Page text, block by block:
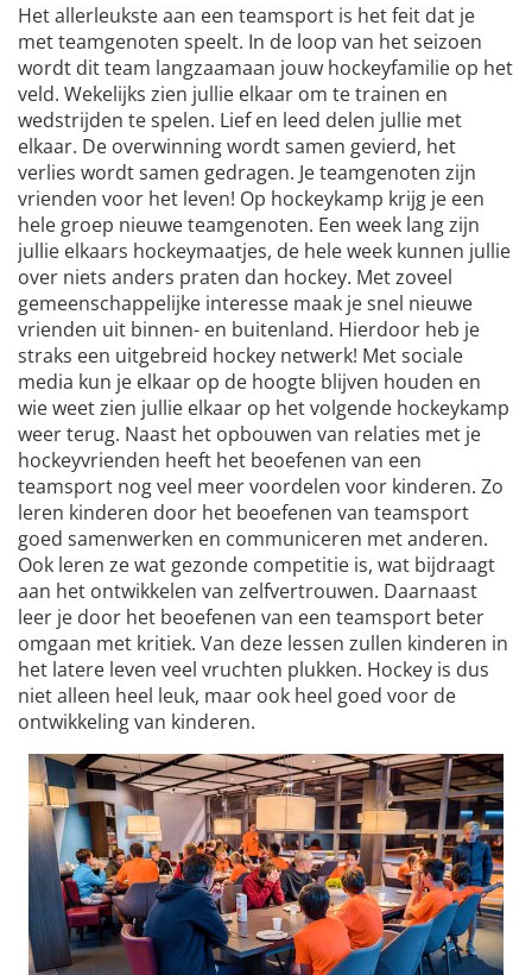
Het allerleukste aan een teamsport is het feit dat je
met teamgenoten speelt. In de loop van het seizoen
wordt dit team langzaamaan jouw hockeyfamilie op het
veld. Wekelijks zien jullie elkaar om te trainen en
wedstrijden te spelen. Lief en leed delen jullie met
elkaar. De overwinning wordt samen gevierd, het
verlies wordt samen gedragen. Je teamgenoten zijn
vrienden voor het leven! Op hockeykamp krijg je een
hele groep nieuwe teamgenoten. Een week lang zijn
jullie elkaars hockeymaatjes, de hele week kunnen jullie
over niets anders praten dan hockey. Met zoveel
gemeenschappelijke interesse maak je snel nieuwe
vrienden uit binnen- en buitenland. Hierdoor heb je
straks een uitgebreid hockey netwerk! Met sociale
media kun je elkaar op de hoogte blijven houden en
wie weet zien jullie elkaar op het volgende hockeykamp
weer terug. Naast het opbouwen van relaties met je
hockeyvrienden heeft het beoefenen van een
teamsport nog veel meer voordelen voor kinderen. Zo
leren kinderen door het beoefenen van teamsport
goed samenwerken en communiceren met anderen.
Ook leren ze wat gezonde competitie is, wat bijdraagt
aan het ontwikkelen van zelfvertrouwen. Daarnaast
leer je door het beoefenen van een teamsport beter
omgaan met kritiek. Van deze lessen zullen kinderen in
het latere leven veel vruchten plukken. Hockey is dus
niet alleen heel leuk, maar ook heel goed voor de
ontwikkeling van kinderen.